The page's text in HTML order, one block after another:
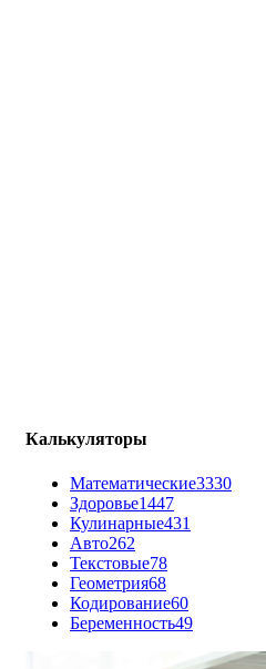
Калькуляторы
Математические3330
Здоровье1447
Кулинарные431
Авто262
Текстовые78
Геометрия68
Кодирование60
Беременность49